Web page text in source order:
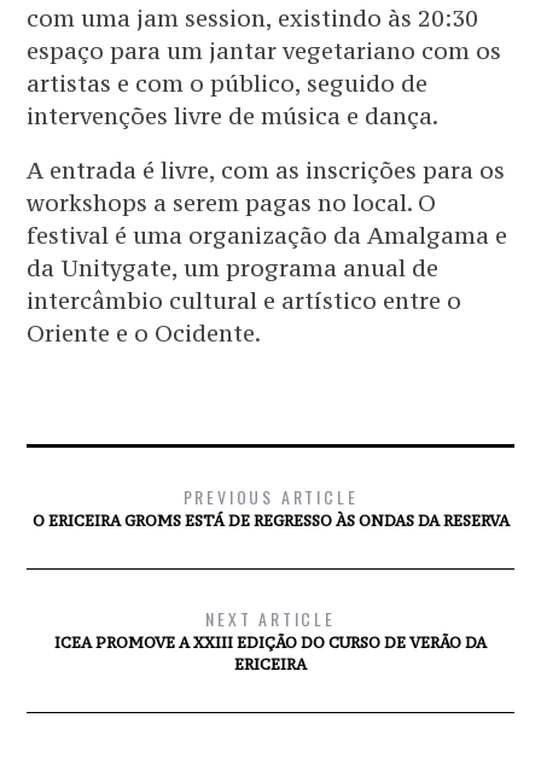
com uma jam session, existindo às 20:30
espaço para um jantar vegetariano com os
artistas e com o público, seguido de
intervenções livre de música e dança.
A entrada é livre, com as inscrições para os
workshops a serem pagas no local. O
festival é uma organização da Amalgama e
da Unitygate, um programa anual de
intercâmbio cultural e artístico entre o
Oriente e o Ocidente.
PREVIOUS ARTICLE
O ERICEIRA GROMS ESTÁ DE REGRESSO ÀS ONDAS DA RESERVA
NEXT ARTICLE
ICEA PROMOVE A XXIII EDIÇÃO DO CURSO DE VERÃO DA
ERICEIRA